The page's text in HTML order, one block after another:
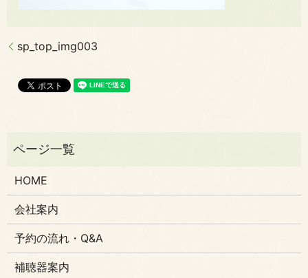
sp_top_img003
HOME
会社案内
予約の流れ・Q&A
補聴器案内